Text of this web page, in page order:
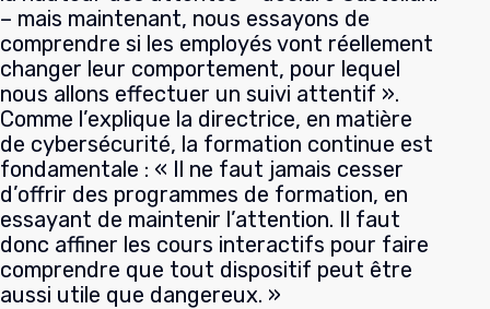
– mais maintenant, nous essayons de
comprendre si les employés vont réellement
changer leur comportement, pour lequel
nous allons effectuer un suivi attentif ».
Comme l’explique la directrice, en matière
de cybersécurité, la formation continue est
fondamentale : « Il ne faut jamais cesser
d’offrir des programmes de formation, en
essayant de maintenir l’attention. Il faut
donc affiner les cours interactifs pour faire
comprendre que tout dispositif peut être
aussi utile que dangereux. »